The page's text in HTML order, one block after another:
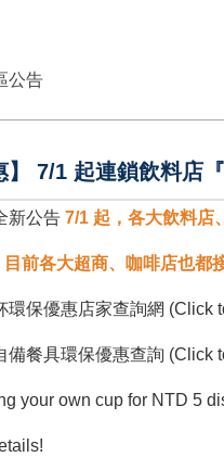
公告
】 7/1 起連鎖飲料店
新公告 7/1 起，各大飲料店
前各大超商、咖啡店也都
保優惠店家查詢網 (Click
餐具環保優惠查詢 (Click
your own cup for NTD 5